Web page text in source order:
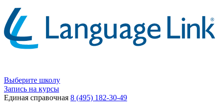
Выберите школу
Запись на курсы
Единая справочная 8 (495) 182-30-49